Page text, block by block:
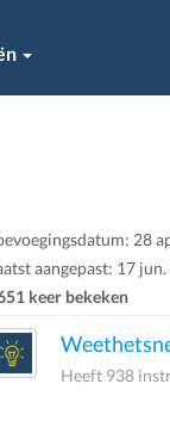
28
aangepast: 17
keer bekeken
Heeft 938